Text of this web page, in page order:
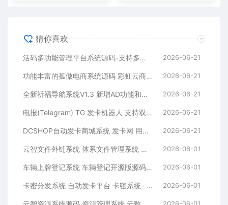
猜你喜欢
活码多功能管理平台系统源码-支持多功能群活码、淘宝客、渠道码、分享卡片、短网址等 2026-06-21
功能丰富的孤傲电商系统源码 彩虹云商城系统源码 购物商场源码视觉享受 2026-06-21
全新祈福导航系统V1.3 新增AD功能和新的后台UI端 和PHP版本等 2026-06-21
电报(Telegram) TG 发卡机器人 支持双语 + 用户充值 USDT/双语言(独角数版本) 2026-06-21
DCSHOP自动发卡商城系统 发卡网 用户可开通分店分销 支持实物发货 自带博客功能 2026-06-21
云智文件外链系统 体系文件管理系统 多用户版本 2026-06-01
车辆上牌登记系统 车辆登记开源版源码 车辆登记管理系统源码 2026-06-01
卡密分发系统 自动发卡平台 卡密系统– 附后台管理 2026-06-01